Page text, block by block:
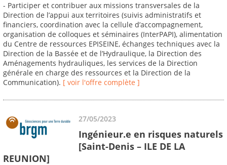
- Participer et contribuer aux missions transversales de la
Direction de l’appui aux territoires (suivis administratifs et
financiers, coordination avec la cellule d’accompagnement,
organisation de colloques et séminaires (InterPAPI), alimentation
du Centre de ressources EPISEINE, échanges techniques avec la
Direction de la Bassée et de l’Hydraulique, la Direction des
Aménagements hydrauliques, les services de la Direction
générale en charge des ressources et la Direction de la
Communication). [ voir l'offre complète ]
27/05/2023
Ingénieur.e en risques naturels
[Saint-Denis – ILE DE LA
REUNION]